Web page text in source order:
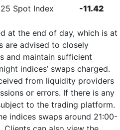
Spot Index
-11.42
at the end of day, which is at
are advised to closely
and maintain sufficient
indices’ swaps charged.
from liquidity providers
or errors. If there is any
to the trading platform.
indices swaps around 21:00-